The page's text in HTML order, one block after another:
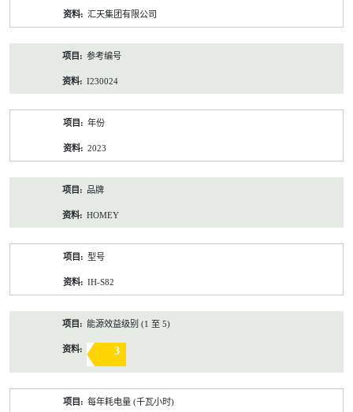
汇天集团有限公司
参考编号
I230024
年份
2023
品牌
HOMEY
型号
IH-S82
能源效益级别 (1 至 5)
3
每年耗电量 (千瓦小时)